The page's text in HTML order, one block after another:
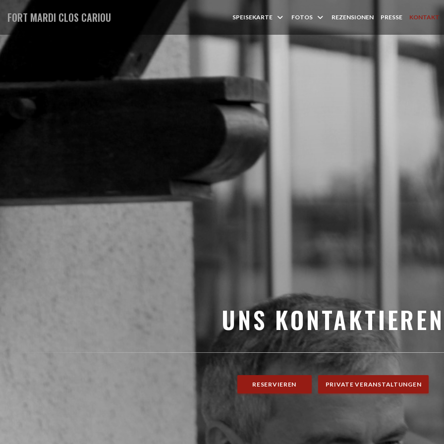
FORT MARDI CLOS CARIOU SPEISEKARTE FOTOS REZENSIONEN PRESSE KONTAKT
UNS KONTAKTIEREN
RESERVIEREN PRIVATE VERANSTALTUNGEN